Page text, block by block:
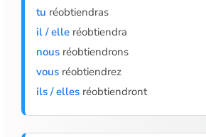
tu réobtiendras
il / elle réobtiendra
nous réobtiendrons
vous réobtiendrez
ils / elles réobtiendront